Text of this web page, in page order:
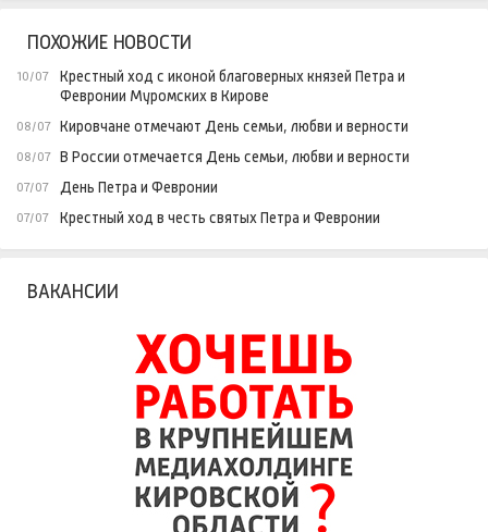
ПОХОЖИЕ НОВОСТИ
10/07
Крестный ход с иконой благоверных князей Петра и
Февронии Муромских в Кирове
08/07 Кировчане отмечают День семьи, любви и верности
08/07 В России отмечается День семьи, любви и верности
07/07 День Петра и Февронии
07/07 Крестный ход в честь святых Петра и Февронии
ВАКАНСИИ